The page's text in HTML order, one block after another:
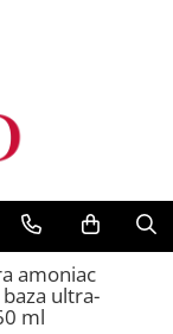
amoniac
ultra-
ml